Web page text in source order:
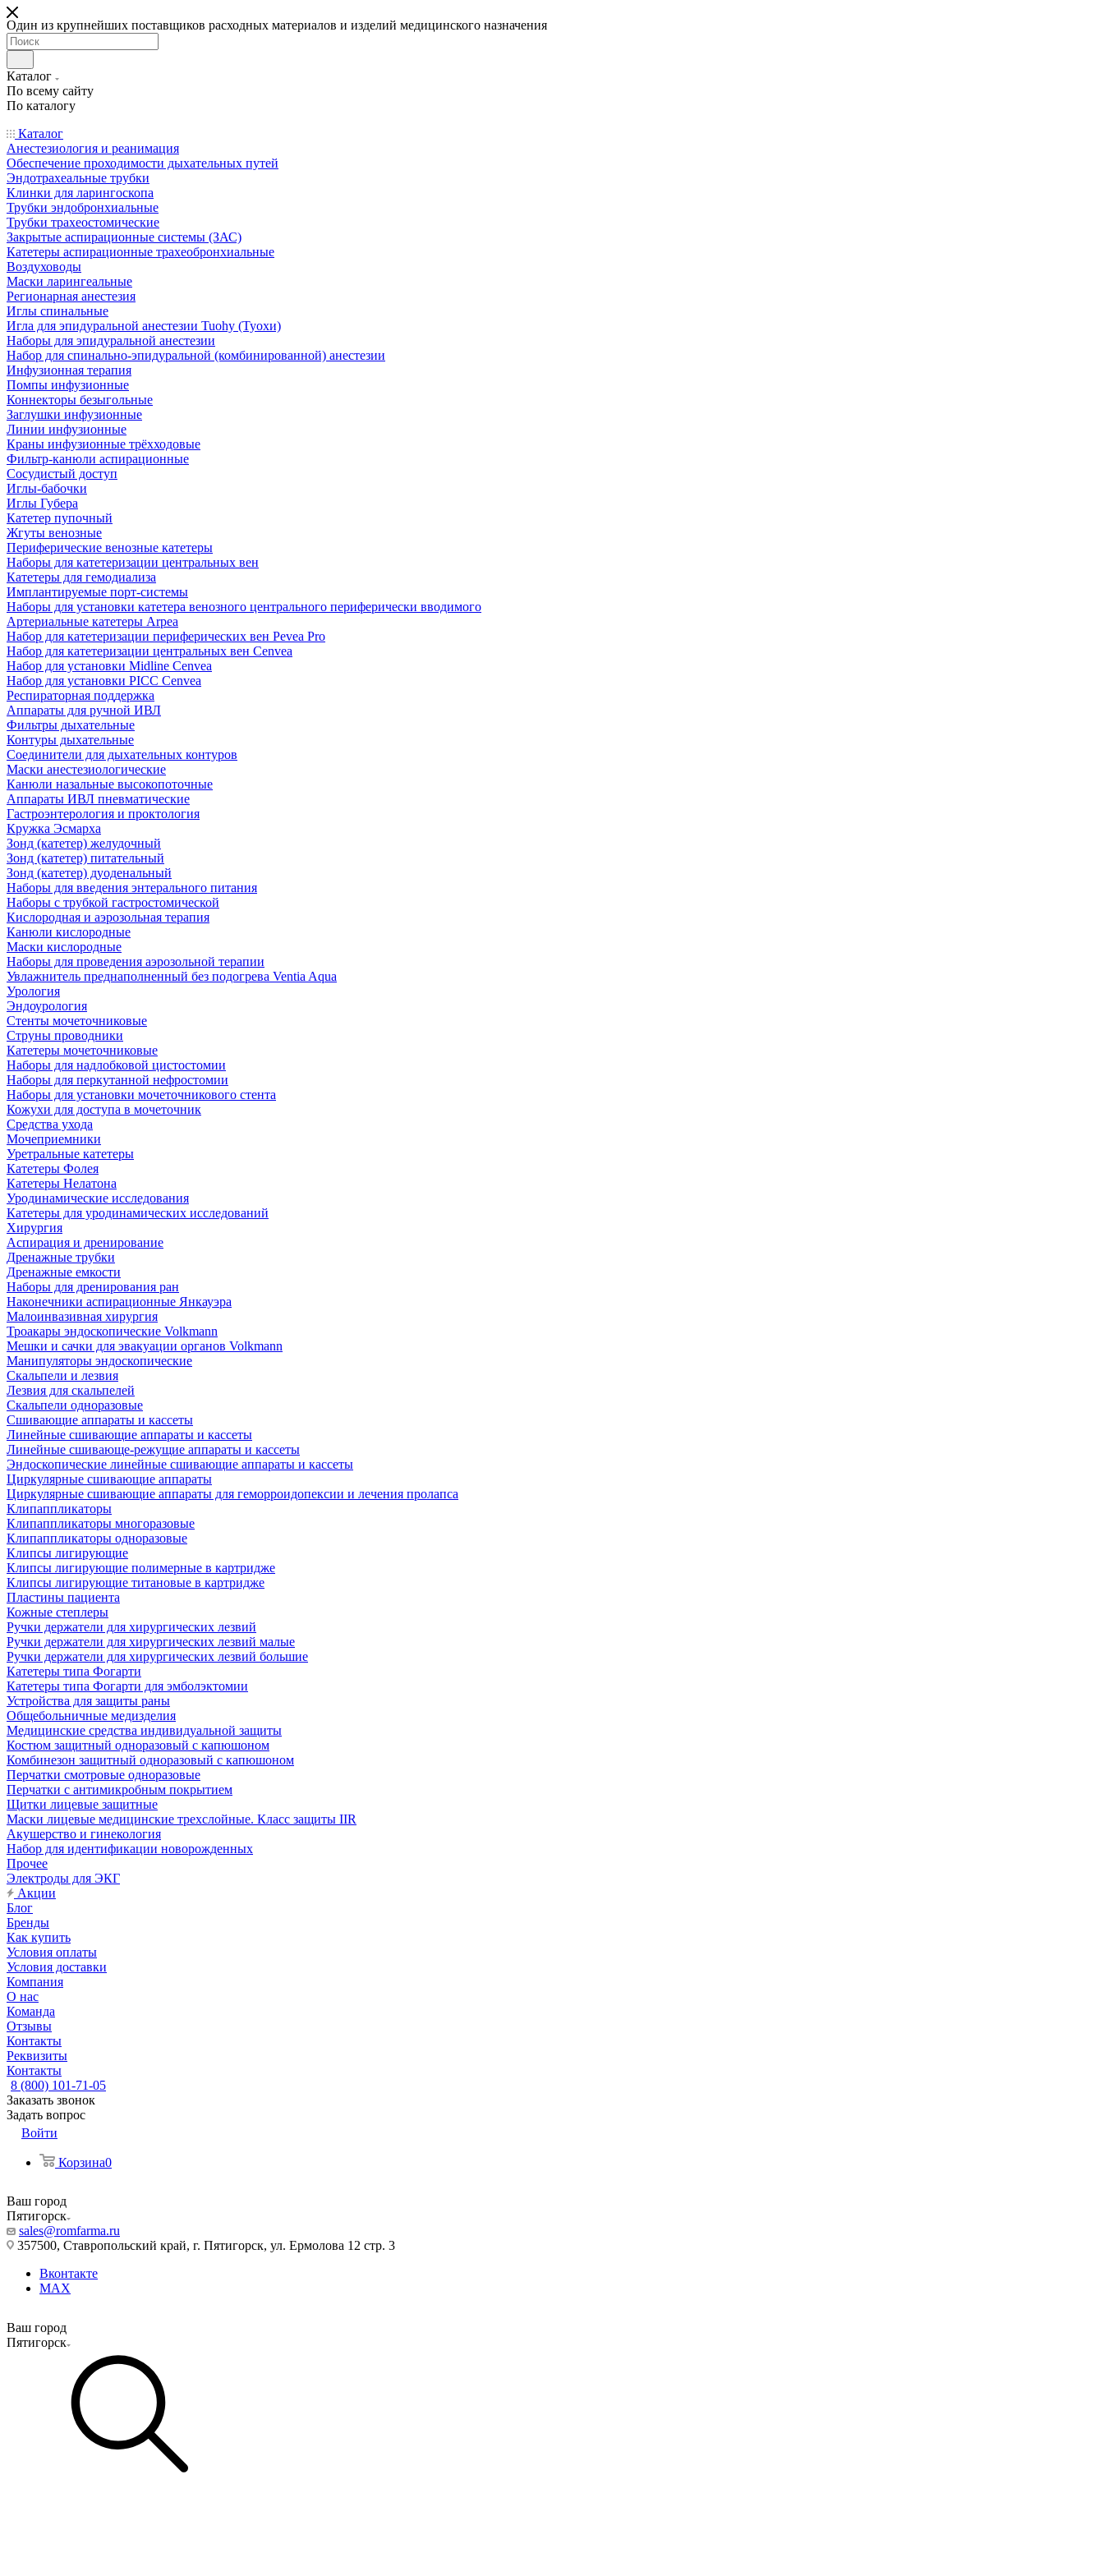
Один из крупнейших поставщиков расходных материалов и изделий медицинского назначения
Каталог
По всему сайту
По каталогу
Каталог
Анестезиология и реанимация
Обеспечение проходимости дыхательных путей
Эндотрахеальные трубки
Клинки для ларингоскопа
Трубки эндобронхиальные
Трубки трахеостомические
Закрытые аспирационные системы (ЗАС)
Катетеры аспирационные трахеобронхиальные
Воздуховоды
Маски ларингеальные
Регионарная анестезия
Иглы спинальные
Игла для эпидуральной анестезии Tuohy (Туохи)
Наборы для эпидуральной анестезии
Набор для спинально-эпидуральной (комбинированной) анестезии
Инфузионная терапия
Помпы инфузионные
Коннекторы безыгольные
Заглушки инфузионные
Линии инфузионные
Краны инфузионные трёхходовые
Фильтр-канюли аспирационные
Сосудистый доступ
Иглы-бабочки
Иглы Губера
Катетер пупочный
Жгуты венозные
Периферические венозные катетеры
Наборы для катетеризации центральных вен
Катетеры для гемодиализа
Имплантируемые порт‑системы
Наборы для установки катетера венозного центрального периферически вводимого
Артериальные катетеры Arpea
Набор для катетеризации периферических вен Pevea Pro
Набор для катетеризации центральных вен Cenvea
Набор для установки Midline Cenvea
Набор для установки PICC Cenvea
Респираторная поддержка
Аппараты для ручной ИВЛ
Фильтры дыхательные
Контуры дыхательные
Соединители для дыхательных контуров
Маски анестезиологические
Канюли назальные высокопоточные
Аппараты ИВЛ пневматические
Гастроэнтерология и проктология
Кружка Эсмарха
Зонд (катетер) желудочный
Зонд (катетер) питательный
Зонд (катетер) дуоденальный
Наборы для введения энтерального питания
Наборы с трубкой гастростомической
Кислородная и аэрозольная терапия
Канюли кислородные
Маски кислородные
Наборы для проведения аэрозольной терапии
Увлажнитель преднаполненный без подогрева Ventia Aqua
Урология
Эндоурология
Стенты мочеточниковые
Струны проводники
Катетеры мочеточниковые
Наборы для надлобковой цистостомии
Наборы для перкутанной нефростомии
Наборы для установки мочеточникового стента
Кожухи для доступа в мочеточник
Средства ухода
Мочеприемники
Уретральные катетеры
Катетеры Фолея
Катетеры Нелатона
Уродинамические исследования
Катетеры для уродинамических исследований
Хирургия
Аспирация и дренирование
Дренажные трубки
Дренажные емкости
Наборы для дренирования ран
Наконечники аспирационные Янкауэра
Малоинвазивная хирургия
Троакары эндоскопические Volkmann
Мешки и сачки для эвакуации органов Volkmann
Манипуляторы эндоскопические
Скальпели и лезвия
Лезвия для скальпелей
Скальпели одноразовые
Сшивающие аппараты и кассеты
Линейные сшивающие аппараты и кассеты
Линейные сшивающе-режущие аппараты и кассеты
Эндоскопические линейные сшивающие аппараты и кассеты
Циркулярные сшивающие аппараты
Циркулярные сшивающие аппараты для геморроидопексии и лечения пролапса
Клипаппликаторы
Клипаппликаторы многоразовые
Клипаппликаторы одноразовые
Клипсы лигирующие
Клипсы лигирующие полимерные в картридже
Клипсы лигирующие титановые в картридже
Пластины пациента
Кожные степлеры
Ручки держатели для хирургических лезвий
Ручки держатели для хирургических лезвий малые
Ручки держатели для хирургических лезвий большие
Катетеры типа Фогарти
Катетеры типа Фогарти для эмболэктомии
Устройства для защиты раны
Общебольничные медизделия
Медицинские средства индивидуальной защиты
Костюм защитный одноразовый с капюшоном
Комбинезон защитный одноразовый с капюшоном
Перчатки смотровые одноразовые
Перчатки с антимикробным покрытием
Щитки лицевые защитные
Маски лицевые медицинские трехслойные. Класс защиты IIR
Акушерство и гинекология
Набор для идентификации новорожденных
Прочее
Электроды для ЭКГ
Акции
Блог
Бренды
Как купить
Условия оплаты
Условия доставки
Компания
О нас
Команда
Отзывы
Контакты
Реквизиты
Контакты
8 (800) 101-71-05
Заказать звонок
Задать вопрос
Войти
Корзина0
Ваш город
Пятигорск
sales@romfarma.ru
357500, Ставропольский край, г. Пятигорск, ул. Ермолова 12 стр. 3
Вконтакте
MAX
Ваш город
Пятигорск